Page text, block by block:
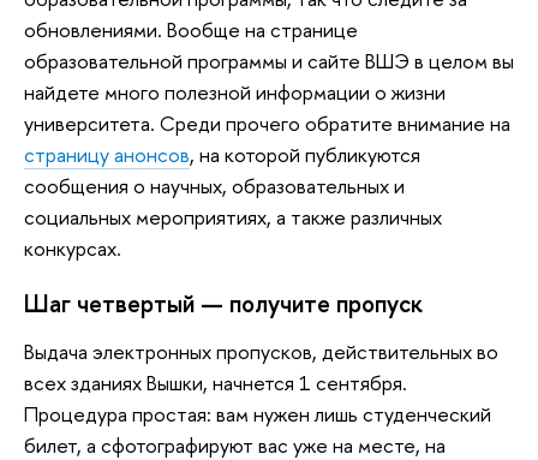
обновлениями. Вообще на странице
образовательной программы и сайте ВШЭ в целом вы
найдете много полезной информации о жизни
университета. Среди прочего обратите внимание на
страницу анонсов, на которой публикуются
сообщения о научных, образовательных и
социальных мероприятиях, а также различных
конкурсах.
Шаг четвертый — получите пропуск
Выдача электронных пропусков, действительных во
всех зданиях Вышки, начнется 1 сентября.
Процедура простая: вам нужен лишь студенческий
билет, а сфотографируют вас уже на месте, на